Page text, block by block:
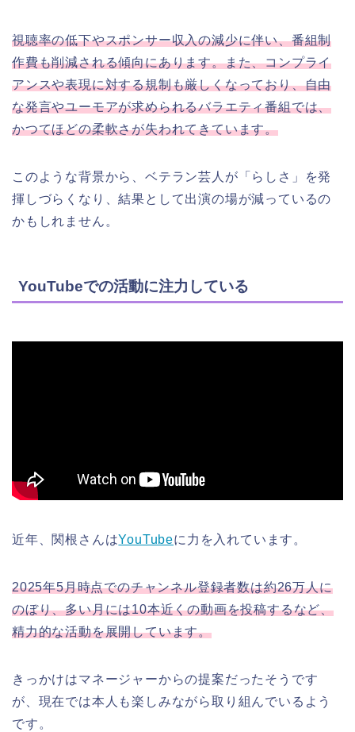
視聴率の低下やスポンサー収入の減少に伴い、番組制
作費も削減される傾向にあります。また、コンプライ
アンスや表現に対する規制も厳しくなっており、自由
な発言やユーモアが求められるバラエティ番組では、
かつてほどの柔軟さが失われてきています。
このような背景から、ベテラン芸人が「らしさ」を発
揮しづらくなり、結果として出演の場が減っているの
かもしれません。
YouTubeでの活動に注力している
近年、関根さんはYouTubeに力を入れています。
2025年5月時点でのチャンネル登録者数は約26万人に
のぼり、多い月には10本近くの動画を投稿するなど、
精力的な活動を展開しています。
きっかけはマネージャーからの提案だったそうです
が、現在では本人も楽しみながら取り組んでいるよう
です。